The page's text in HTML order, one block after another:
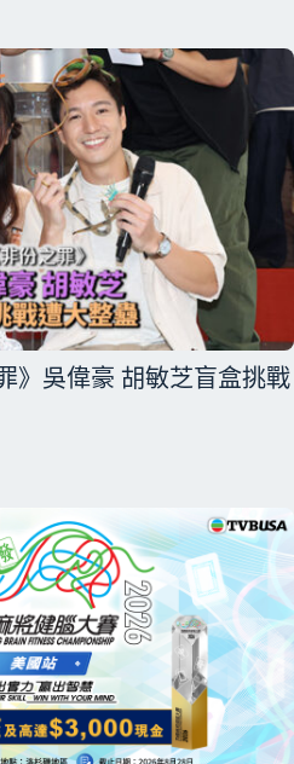
》吳偉豪 胡敏芝盲盒挑戰